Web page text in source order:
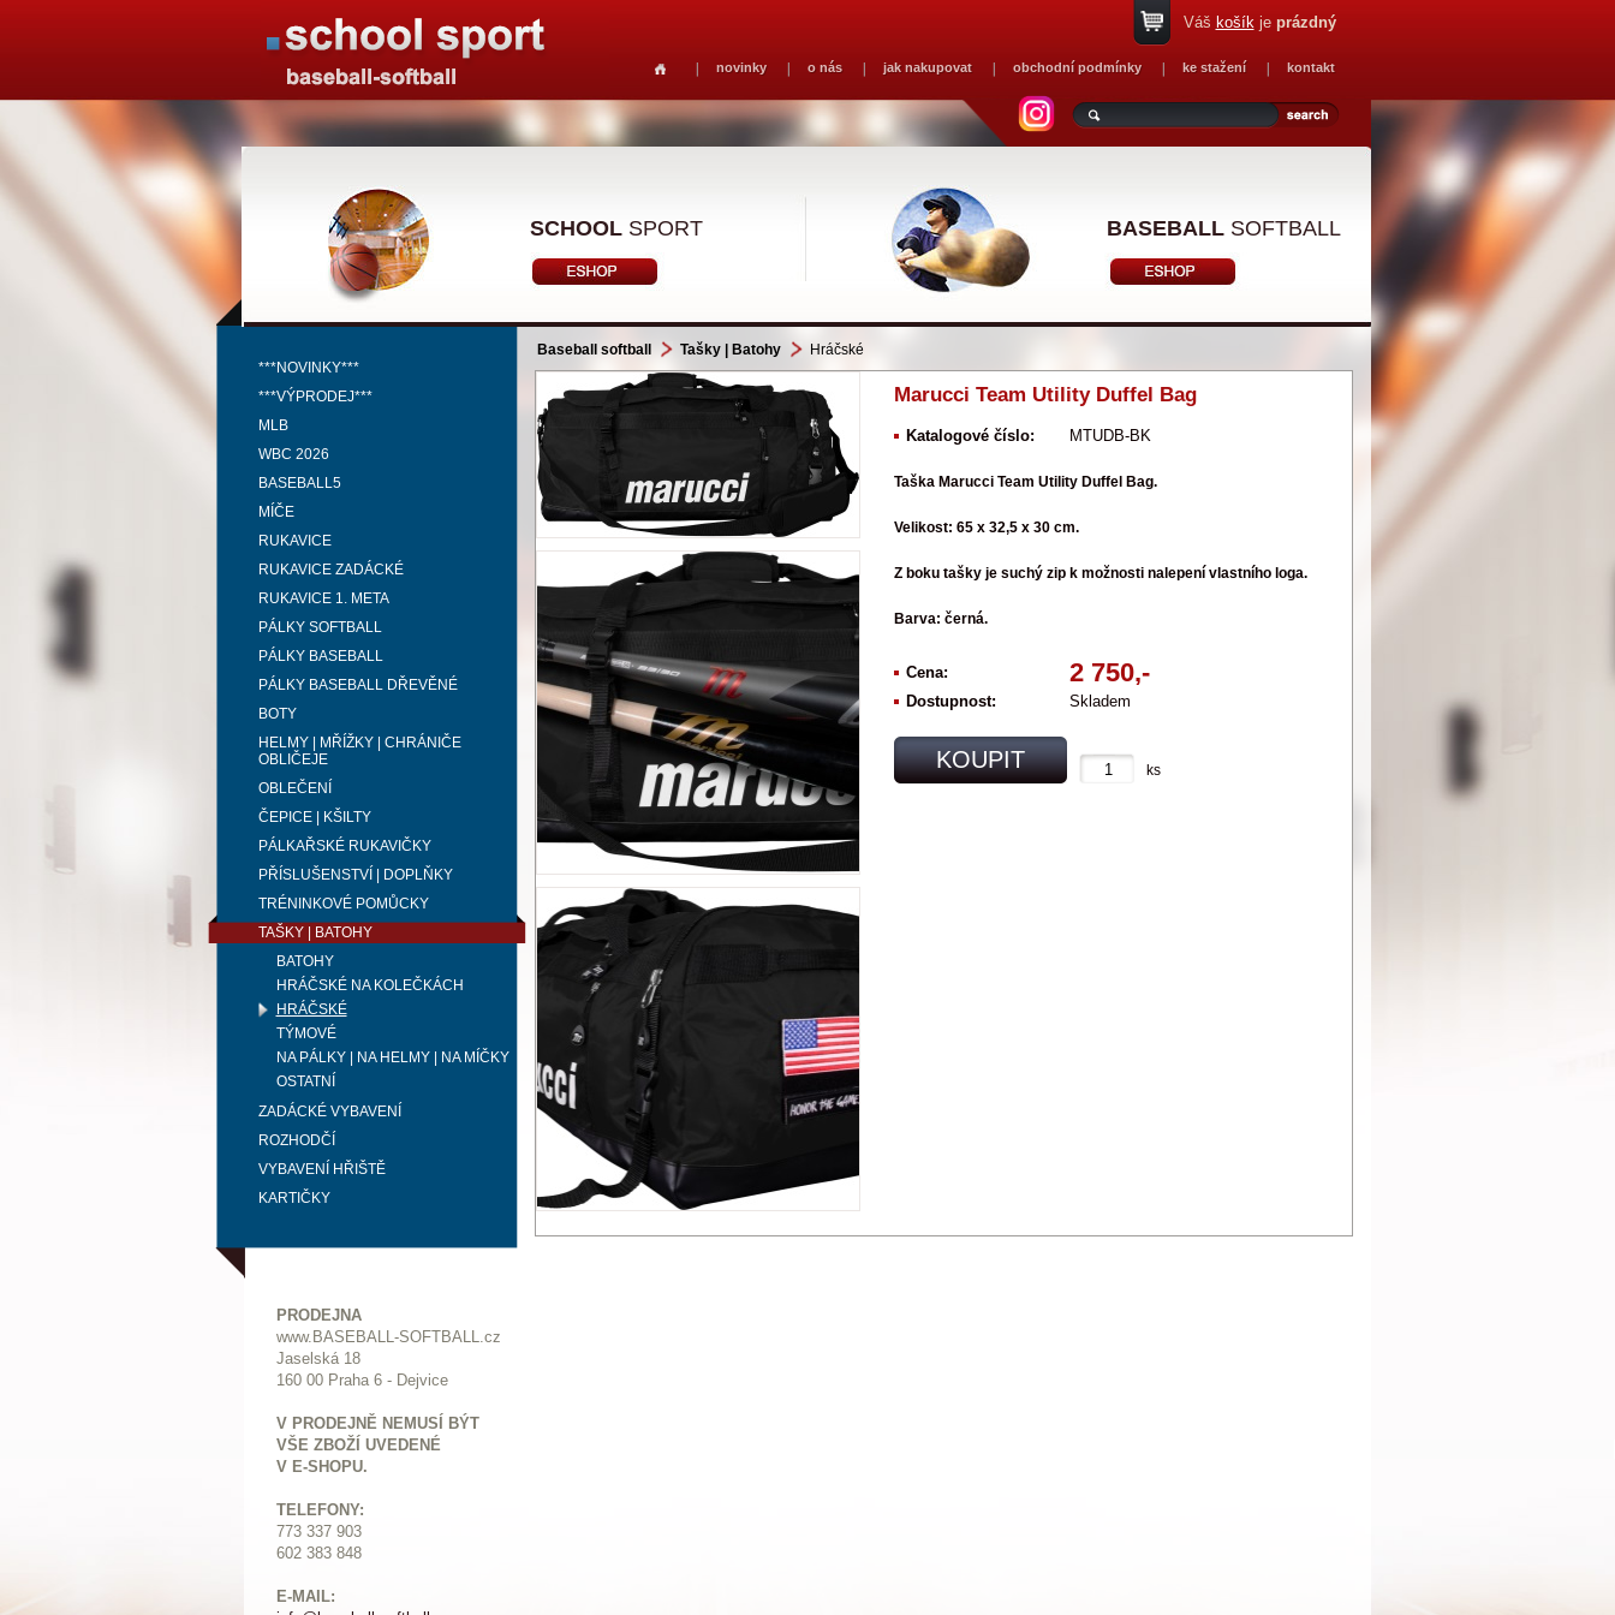
novinky o nás jak nakupovat obchodní podmínky ke stažení kontakt
Váš košíkje prázdný
SCHOOLSPORT BASEBALLSOFTBALL
***NOVINKY***
***VÝPRODEJ***
MLB
WBC 2026
BASEBALL5
MÍČE
RUKAVICE
RUKAVICE ZADÁCKÉ
RUKAVICE 1. META
PÁLKY SOFTBALL
PÁLKY BASEBALL
PÁLKY BASEBALL DŘEVĚNÉ
BOTY
HELMY | MŘÍŽKY | CHRÁNIČE
OBLIČEJE
OBLEČENÍ
ČEPICE | KŠILTY
PÁLKAŘSKÉ RUKAVIČKY
PŘÍSLUŠENSTVÍ | DOPLŇKY
TRÉNINKOVÉ POMŮCKY
TAŠKY | BATOHY
BATOHY
HRÁČSKÉ NA KOLEČKÁCH
HRÁČSKÉ
TÝMOVÉ
NA PÁLKY | NA HELMY | NA MÍČKY
OSTATNÍ
ZADÁCKÉ VYBAVENÍ
ROZHODČÍ
VYBAVENÍ HŘIŠTĚ
KARTIČKY
PRODEJNA
www.BASEBALL-SOFTBALL.cz
Jaselská 18
160 00 Praha 6 - Dejvice
V PRODEJNĚ NEMUSÍ BÝT
VŠE ZBOŽÍ UVEDENÉ
V E-SHOPU.
TELEFONY:
773 337 903
602 383 848
E-MAIL:
Baseball softball Tašky | Batohy Hráčské
Marucci Team Utility Duffel Bag
Katalogové číslo: MTUDB-BK
Taška Marucci Team Utility Duffel Bag.
Velikost: 65 x 32,5 x 30 cm.
Z boku tašky je suchý zip k možnosti nalepení vlastního loga.
Barva: černá.
Cena: 2 750,-
Dostupnost: Skladem
KOUPIT ks